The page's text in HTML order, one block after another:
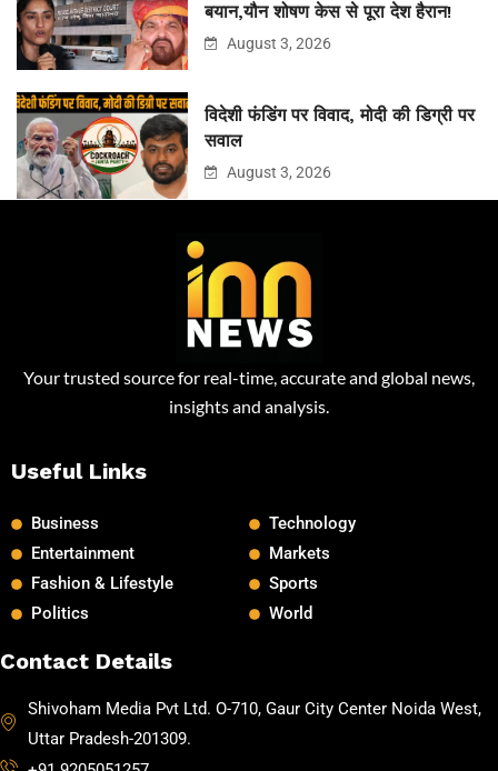
बयान,यौन शोषण केस से पूरा देश हैरान!
August 3, 2026
विदेशी फंडिंग पर विवाद, मोदी की डिग्री पर
सवाल
August 3, 2026
Your trusted source for real-time, accurate and global news,
insights and analysis.
Useful Links
Business
Entertainment
Fashion & Lifestyle
Politics
Technology
Markets
Sports
World
Contact Details
Shivoham Media Pvt Ltd. O-710, Gaur City Center Noida West,
Uttar Pradesh-201309.